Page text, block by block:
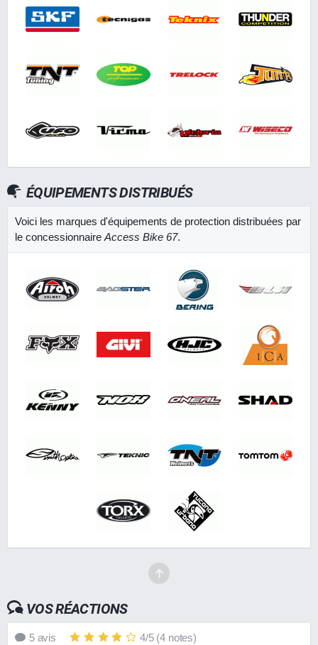
ÉQUIPEMENTS DISTRIBUÉS
Voici les marques d'équipements de protection distribuées par
le concessionnaireAccess Bike 67.
VOS RÉACTIONS
5avis 4/5(4 notes)